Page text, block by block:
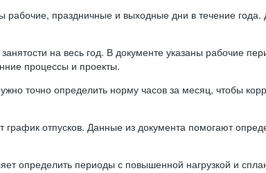
праздничные и выходные дни в течение года.
на весь год. В документе указаны рабочие
процессы и проекты.
точно определить норму часов за месяц, чтобы
график отпусков. Данные из документа помогают
определить периоды с повышенной нагрузкой и